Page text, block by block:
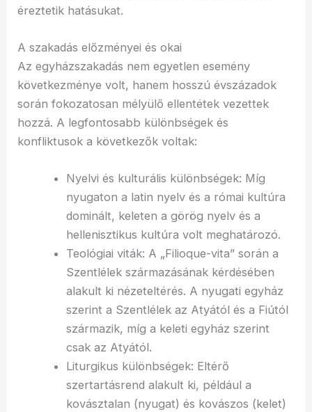
éreztetik hatásukat.
A szakadás előzményei és okai
Az egyházszakadás nem egyetlen esemény
következménye volt, hanem hosszú évszázadok
során fokozatosan mélyülő ellentétek vezettek
hozzá. A legfontosabb különbségek és
konfliktusok a következők voltak:
Nyelvi és kulturális különbségek: Míg
nyugaton a latin nyelv és a római kultúra
dominált, keleten a görög nyelv és a
hellenisztikus kultúra volt meghatározó.
Teológiai viták: A „Filioque-vita” során a
Szentlélek származásának kérdésében
alakult ki nézeteltérés. A nyugati egyház
szerint a Szentlélek az Atyától és a Fiútól
származik, míg a keleti egyház szerint
csak az Atyától.
Liturgikus különbségek: Eltérő
szertartásrend alakult ki, például a
kovásztalan (nyugat) és kovászos (kelet)